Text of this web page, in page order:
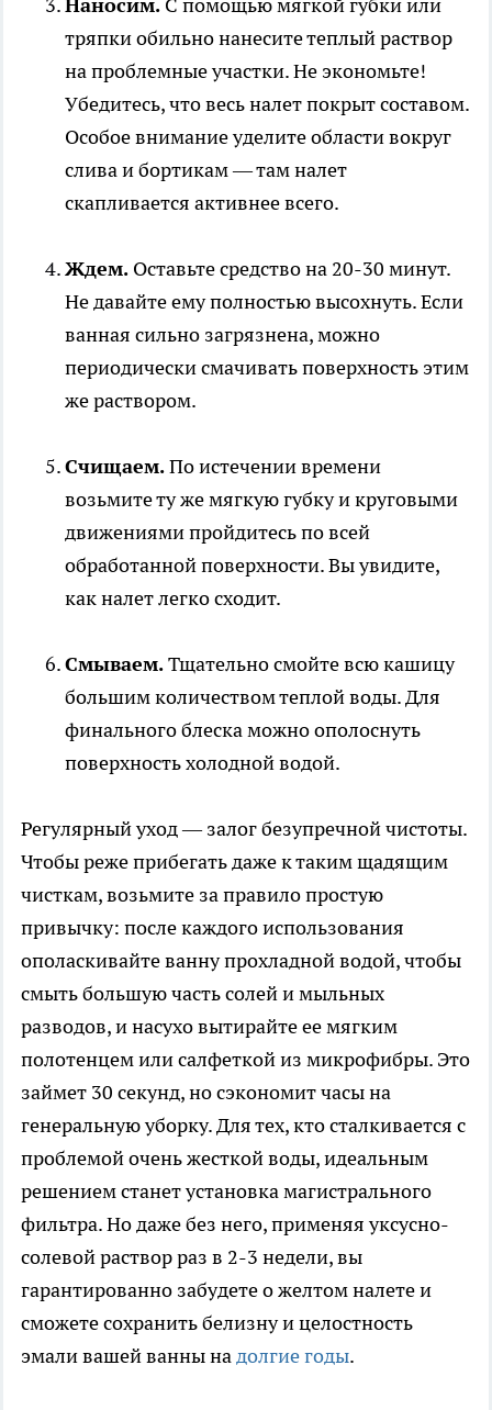
тряпки обильно нанесите теплый раствор
на проблемные участки. Не экономьте!
Убедитесь, что весь налет покрыт составом.
Особое внимание уделите области вокруг
слива и бортикам — там налет
скапливается активнее всего.
Ждем. Оставьте средство на 20-30 минут.
Не давайте ему полностью высохнуть. Если
ванная сильно загрязнена, можно
периодически смачивать поверхность этим
же раствором.
Счищаем.По истечении времени
возьмите ту же мягкую губку и круговыми
движениями пройдитесь по всей
обработанной поверхности. Вы увидите,
как налет легко сходит.
Смываем.Тщательно смойте всю кашицу
большим количеством теплой воды. Для
финального блеска можно ополоснуть
поверхность холодной водой.
Регулярный уход — залог безупречной чистоты.
Чтобы реже прибегать даже к таким щадящим
чисткам, возьмите за правило простую
привычку: после каждого использования
ополаскивайте ванну прохладной водой, чтобы
смыть большую часть солей и мыльных
разводов, и насухо вытирайте ее мягким
полотенцем или салфеткой из микрофибры. Это
займет 30 секунд, но сэкономит часы на
генеральную уборку. Для тех, кто сталкивается с
проблемой очень жесткой воды, идеальным
решением станет установка магистрального
фильтра. Но даже без него, применяя уксусно-
солевой раствор раз в 2-3 недели, вы
гарантированно забудете о желтом налете и
сможете сохранить белизну и целостность
эмали вашей ванны надолгие годы.